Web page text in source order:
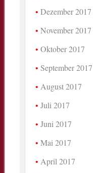
Dezember 2017
November 2017
Oktober 2017
September 2017
August 2017
Juli 2017
Juni 2017
Mai 2017
April 2017